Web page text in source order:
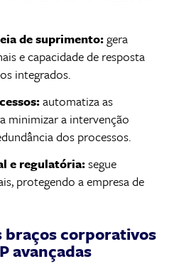
de suprimento:gera
e capacidade de resposta
integrados.
automatiza as
minimizar a intervenção
dos processos.
e regulatória:segue
protegendo a empresa de
braços corporativos
avançadas